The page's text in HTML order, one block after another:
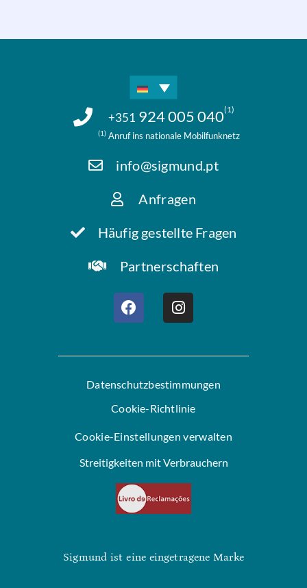
+351 924 005 040(1)
(1)Anruf ins nationale Mobilfunknetz
info@sigmund.pt
Anfragen
Häufig gestellte Fragen
Partnerschaften
Datenschutzbestimmungen
Cookie-Richtlinie
Cookie-Einstellungen verwalten
Streitigkeiten mit Verbrauchern
Sigmund ist eine eingetragene Marke